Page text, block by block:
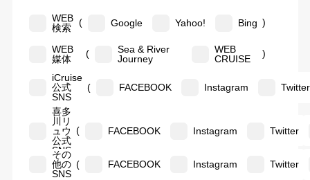
WEB
検索
( Google Yahoo! Bing )
WEB
媒体
(
Sea & River
Journey
WEB
CRUISE
)
iCruise
公式
SNS
( FACEBOOK Instagram Twitter
喜多
川リ
ュウ
公式
SNS
( FACEBOOK Instagram Twitter
その
他の
SNS
( FACEBOOK Instagram Twitter